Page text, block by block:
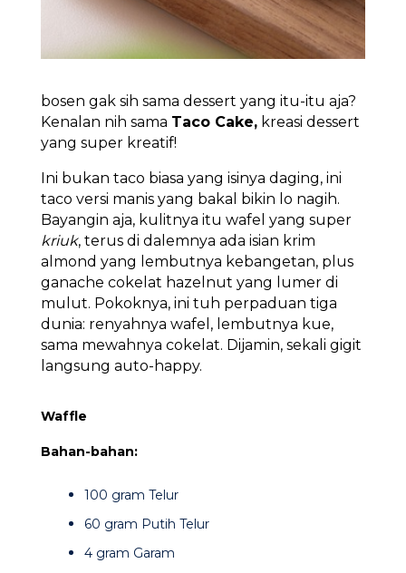
bosen gak sih sama dessert yang itu-itu aja?
Kenalan nih sama Taco Cake, kreasi dessert
yang super kreatif!
Ini bukan taco biasa yang isinya daging, ini
taco versi manis yang bakal bikin lo nagih.
Bayangin aja, kulitnya itu wafel yang super
kriuk, terus di dalemnya ada isian krim
almond yang lembutnya kebangetan, plus
ganache cokelat hazelnut yang lumer di
mulut. Pokoknya, ini tuh perpaduan tiga
dunia: renyahnya wafel, lembutnya kue,
sama mewahnya cokelat. Dijamin, sekali gigit
langsung auto-happy.
Waffle
Bahan-bahan:
100 gram Telur
60 gram Putih Telur
4 gram Garam